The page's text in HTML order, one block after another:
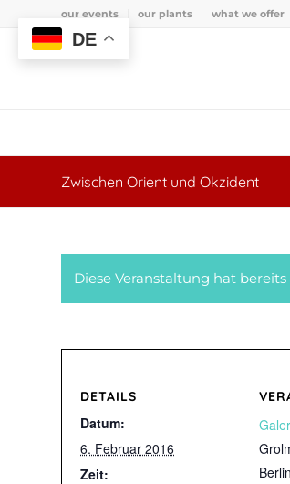
our events our plants what we offer
Zwischen Orient und Okzident
Diese Veranstaltung hat
DETAILS
Datum:
6. Februar 2016
Zeit:
Berlin
DE